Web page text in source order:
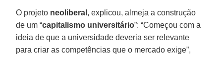
O projeto neoliberal , explicou, almeja a construção
de um “capitalismo universitário”: “Começou com a
ideia de que a universidade deveria ser relevante
para criar as competências que o mercado exige”,